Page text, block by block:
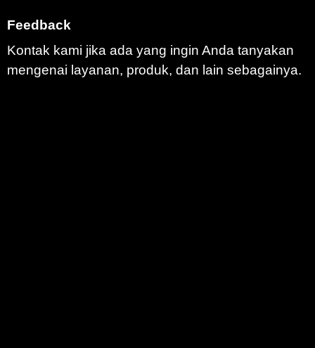
Feedback
Kontak kami jika ada yang ingin Anda tanyakan
mengenai layanan, produk, dan lain sebagainya.